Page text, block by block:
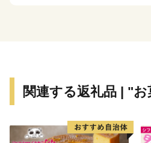
関連する返礼品 | "